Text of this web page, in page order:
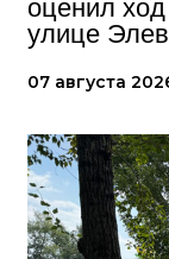
оценил
улице
07 августа